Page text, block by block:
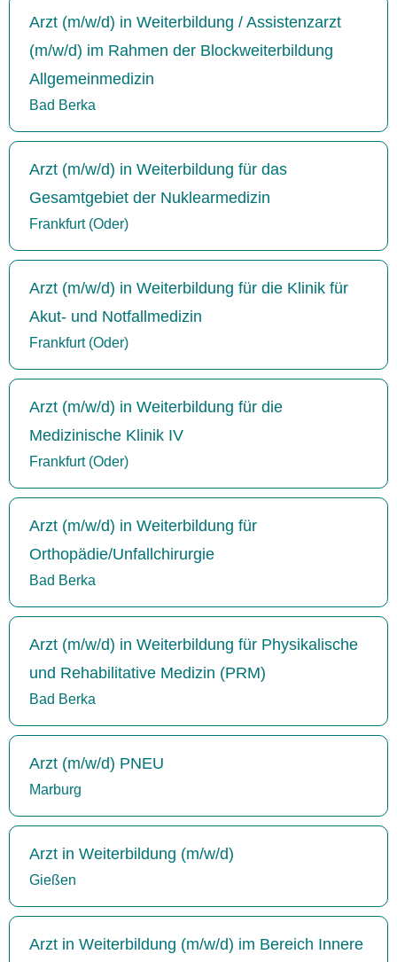
Arzt (m/w/d) in Weiterbildung / Assistenzarzt
(m/w/d) im Rahmen der Blockweiterbildung
Allgemeinmedizin
Bad Berka
Arzt (m/w/d) in Weiterbildung für das
Gesamtgebiet der Nuklearmedizin
Frankfurt (Oder)
Arzt (m/w/d) in Weiterbildung für die Klinik für
Akut- und Notfallmedizin
Frankfurt (Oder)
Arzt (m/w/d) in Weiterbildung für die
Medizinische Klinik IV
Frankfurt (Oder)
Arzt (m/w/d) in Weiterbildung für
Orthopädie/Unfallchirurgie
Bad Berka
Arzt (m/w/d) in Weiterbildung für Physikalische
und Rehabilitative Medizin (PRM)
Bad Berka
Arzt (m/w/d) PNEU
Marburg
Arzt in Weiterbildung (m/w/d)
Gießen
Arzt in Weiterbildung (m/w/d) im Bereich Innere